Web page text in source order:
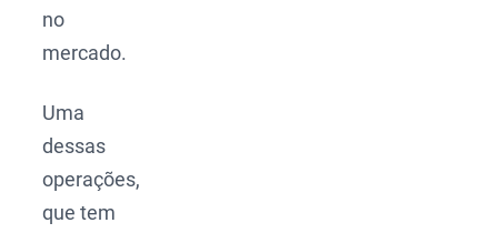
no
mercado.
Uma
dessas
operações,
que tem